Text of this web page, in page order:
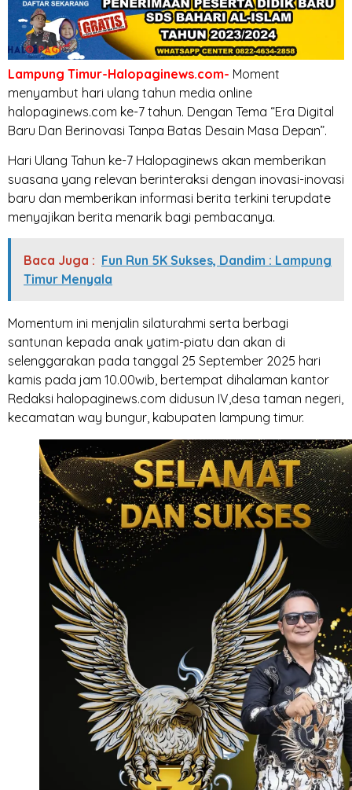
Lampung Timur-Halopaginews.com- Moment
menyambut hari ulang tahun media online
halopaginews.com ke-7 tahun. Dengan Tema “Era Digital
Baru Dan Berinovasi Tanpa Batas Desain Masa Depan”.
Hari Ulang Tahun ke-7 Halopaginews akan memberikan
suasana yang relevan berinteraksi dengan inovasi-inovasi
baru dan memberikan informasi berita terkini terupdate
menyajikan berita menarik bagi pembacanya.
Baca Juga : Fun Run 5K Sukses, Dandim : Lampung
Timur Menyala
Momentum ini menjalin silaturahmi serta berbagi
santunan kepada anak yatim-piatu dan akan di
selenggarakan pada tanggal 25 September 2025 hari
kamis pada jam 10.00wib, bertempat dihalaman kantor
Redaksi halopaginews.com didusun IV,desa taman negeri,
kecamatan way bungur, kabupaten lampung timur.